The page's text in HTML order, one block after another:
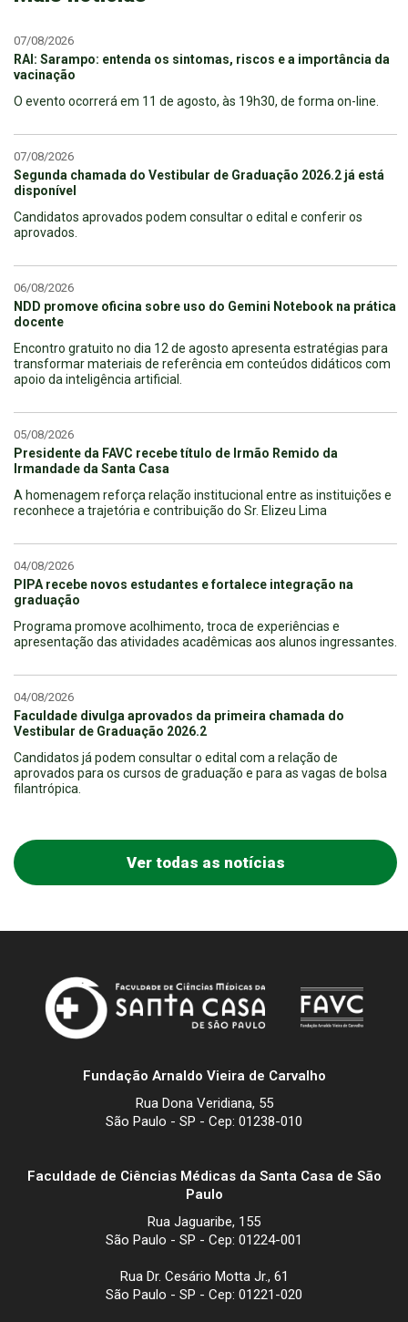
07/08/2026
RAI: Sarampo: entenda os sintomas, riscos e a importância da
vacinação
O evento ocorrerá em 11 de agosto, às 19h30, de forma on-line.
07/08/2026
Segunda chamada do Vestibular de Graduação 2026.2 já está
disponível
Candidatos aprovados podem consultar o edital e conferir os
aprovados.
06/08/2026
NDD promove oficina sobre uso do Gemini Notebook na prática
docente
Encontro gratuito no dia 12 de agosto apresenta estratégias para
transformar materiais de referência em conteúdos didáticos com
apoio da inteligência artificial.
05/08/2026
Presidente da FAVC recebe título de Irmão Remido da
Irmandade da Santa Casa
A homenagem reforça relação institucional entre as instituições e
reconhece a trajetória e contribuição do Sr. Elizeu Lima
04/08/2026
PIPA recebe novos estudantes e fortalece integração na
graduação
Programa promove acolhimento, troca de experiências e
apresentação das atividades acadêmicas aos alunos ingressantes.
04/08/2026
Faculdade divulga aprovados da primeira chamada do
Vestibular de Graduação 2026.2
Candidatos já podem consultar o edital com a relação de
aprovados para os cursos de graduação e para as vagas de bolsa
filantrópica.
Ver todas as notícias
Fundação Arnaldo Vieira de Carvalho
Rua Dona Veridiana, 55
São Paulo - SP - Cep: 01238-010
Faculdade de Ciências Médicas da Santa Casa de São
Paulo
Rua Jaguaribe, 155
São Paulo - SP - Cep: 01224-001
Rua Dr. Cesário Motta Jr., 61
São Paulo - SP - Cep: 01221-020